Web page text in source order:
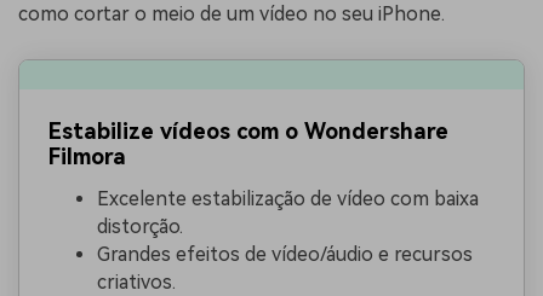
como cortar o meio de um vídeo no seu iPhone.
Estabilize vídeos com o Wondershare
Filmora
Excelente estabilização de vídeo com baixa
distorção.
Grandes efeitos de vídeo/áudio e recursos
criativos.